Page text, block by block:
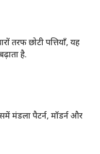
तरफ छोटी पत्तियाँ, यह
है.
मंडला पैटर्न, मॉडर्न और